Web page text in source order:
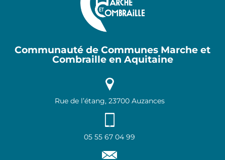
Communauté de Communes Marche et
Combraille en Aquitaine
Rue de l’étang, 23700 Auzances
05 55 67 04 99